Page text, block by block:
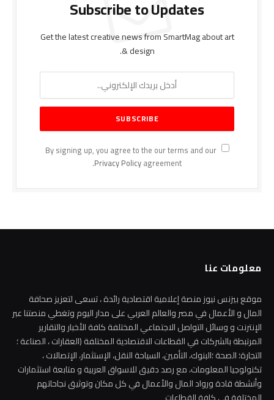
Subscribe to Updates
Get the latest creative news from SmartMag about art
& design.
By signing up, you agree to the our terms and our
Privacy Policyagreement.
معلومات عنا
موقع بيزنس نيوز منصة إعلامية اقتصادية رائدة ، تسعى لتعزيز صحافة
المال و الأعمال في مصر والعالم العربي على مدار اليوم وتغطي منصتنا عبر
الإنترنت و وسائل التواصل الاجتماعي المختلفة كافة الأخبار والتقارير
المرتبطة بالشركات في القطاعات الاقتصادية المختلفة (العقارات ، الصناعة ؛
التجارة؛ الصحة ؛البنوك، التأمين، السياحة النقل، الإستثمار، الإتصالات ،
تكنولوجيا المعلومات، مع رصد دقيق للاسواق العربية و متابعة استثمارات
وأنشطة قادة ورواد المال والأعمال في كل مكان وتوثيق نجاحاتهم